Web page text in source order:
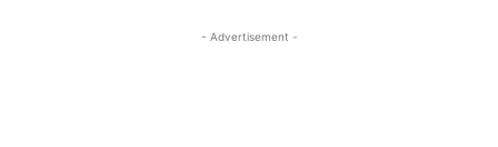
- Advertisement -